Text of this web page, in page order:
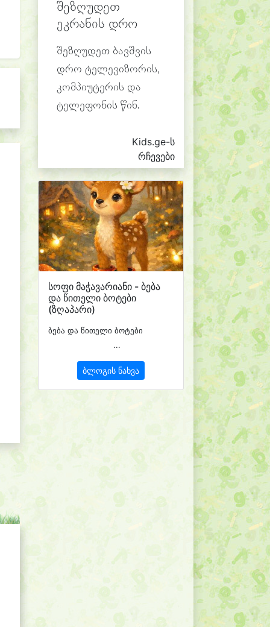
შეზღუდეთ
ეკრანის დრო
შეზღუდეთ ბავშვის
დრო ტელევიზორის,
კომპიუტერის და
ტელეფონის წინ.
Kids.ge-ს
რჩევები
სოფი მაჭავარიანი - ბება
და წითელი ბოტები
(ზღაპარი)
ბება და წითელი ბოტები
...
ბლოგის ნახვა